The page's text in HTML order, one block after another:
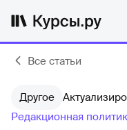
Все статьи
Другое
Редакционная